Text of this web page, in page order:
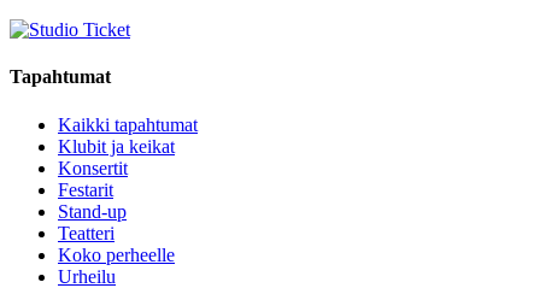
Tapahtumat
Kaikki tapahtumat
Klubit ja keikat
Konsertit
Festarit
Stand-up
Teatteri
Koko perheelle
Urheilu